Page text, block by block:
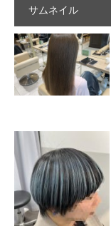
サムネイル